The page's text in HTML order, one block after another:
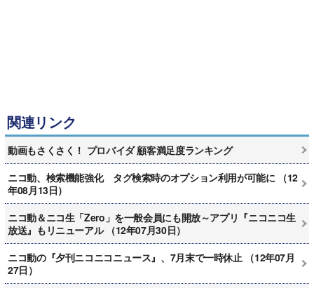
関連リンク
動画もさくさく！ プロバイダ 顧客満足度ランキング
ニコ動、検索機能強化 タグ検索時のオプション利用が可能に （12
年08月13日）
ニコ動＆ニコ生「Zero」を一般会員にも開放～アプリ『ニコニコ生
放送』もリニューアル （12年07月30日）
ニコ動の『夕刊ニコニコニュース』、7月末で一時休止 （12年07月
27日）